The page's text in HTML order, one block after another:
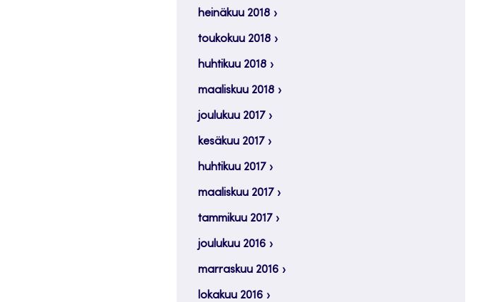
heinäkuu 2018
toukokuu 2018
huhtikuu 2018
maaliskuu 2018
joulukuu 2017
kesäkuu 2017
huhtikuu 2017
maaliskuu 2017
tammikuu 2017
joulukuu 2016
marraskuu 2016
lokakuu 2016